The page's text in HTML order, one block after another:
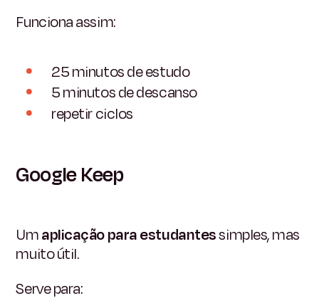
Funciona assim:
25 minutos de estudo
5 minutos de descanso
repetir ciclos
Google Keep
Umaplicação para estudantessimples, mas
muito útil.
Serve para: